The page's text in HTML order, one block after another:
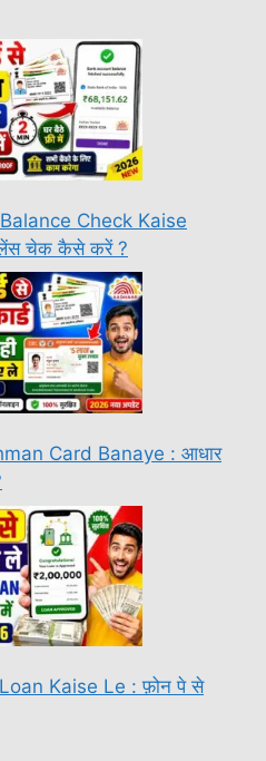
Check Kaise
चेक कैसे करें ?
Card Banaye : आधार
Kaise Le : फ़ोन पे से